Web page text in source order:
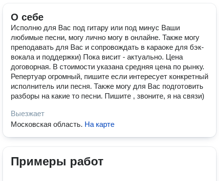
О себе
Исполню для Вас под гитару или под минус Ваши
любимые песни, могу лично могу в онлайне. Также могу
преподавать для Вас и сопровождать в караоке для бэк-
вокала и поддержки) Пока висит - актуально. Цена
договорная. В стоимости указана средняя цена по рынку.
Репертуар огромный, пишите если интересует конкретный
исполнитель или песня. Также могу для Вас подготовить
разборы на какие то песни. Пишите , звоните, я на связи)
Выезжает
Московская область. На карте
Примеры работ